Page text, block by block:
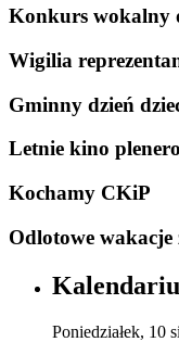
Konkurs wokalny
Wigilia
Gminny dzień
Letnie kino
Kochamy CKiP
Odlotowe wakacje
Poniedziałek, 10